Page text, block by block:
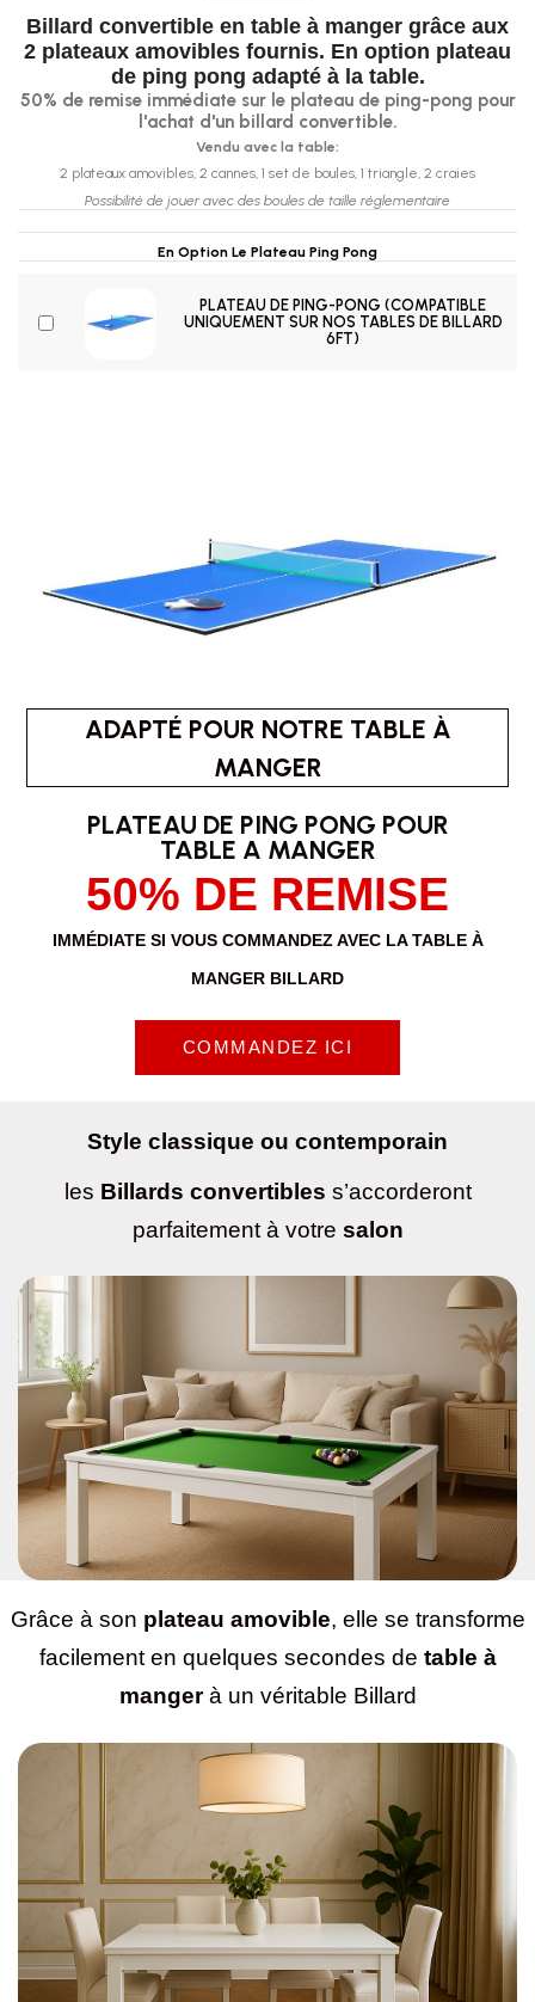
Billard convertible en table à manger grâce aux
2 plateaux amovibles fournis. En option plateau
de ping pong adapté à la table.
50% de remise immédiate sur le plateau de ping-pong pour
l'achat d'un billard convertible.
Vendu avec la table:
2 plateaux amovibles, 2 cannes, 1 set de boules, 1 triangle, 2 craies
Possibilité de jouer avec des boules de taille réglementaire
En Option Le Plateau Ping Pong
PLATEAU DE PING-PONG (COMPATIBLE
UNIQUEMENT SUR NOS TABLES DE BILLARD
6FT)
PLATEAU DE PING PONG POUR
TABLE A MANGER
50% DE REMISE
IMMÉDIATE SI VOUS COMMANDEZ AVEC LA TABLE À
MANGER BILLARD
COMMANDEZ ICI
ADAPTÉ POUR NOTRE TABLE À
MANGER
Style classique ou contemporain
les Billards convertibles s’accorderont
parfaitement à votre salon
Grâce à son plateau amovible, elle se transforme
facilement en quelques secondes de table à
mangerà un véritable Billard